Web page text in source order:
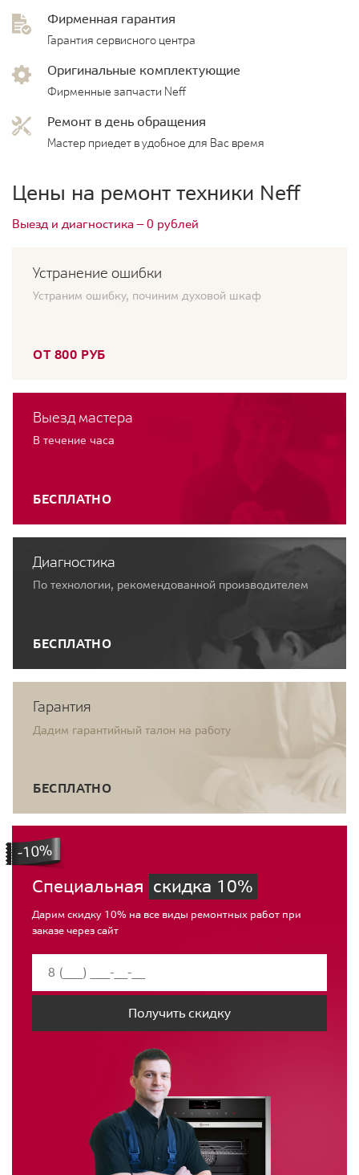
Фирменная гарантия
Гарантия сервисного центра
Оригинальные комплектующие
Фирменные запчасти Neff
Ремонт в день обращения
Мастер приедет в удобное для Вас время
Цены на ремонт техники Neff
Выезд и диагностика — 0 рублей
Устранение ошибки
Устраним ошибку, починим духовой шкаф
ОТ 800 РУБ
Выезд мастера
В течение часа
БЕСПЛАТНО
Диагностика
По технологии, рекомендованной производителем
БЕСПЛАТНО
Гарантия
Дадим гарантийный талон на работу
БЕСПЛАТНО
Специальная скидка 10%
Дарим скидку 10% на все виды ремонтных работ при
заказе через сайт
Получить скидку